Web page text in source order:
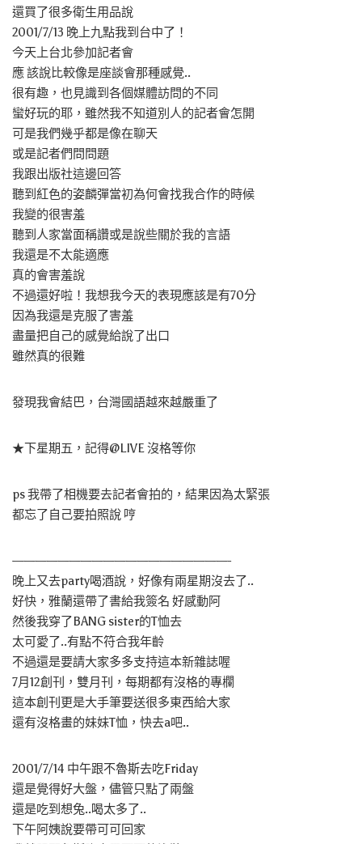
還買了很多衛生用品說
2001/7/13 晚上九點我到台中了！
今天上台北參加記者會
應 該說比較像是座談會那種感覺..
很有趣，也見識到各個媒體訪問的不同
蠻好玩的耶，雖然我不知道別人的記者會怎開
可是我們幾乎都是像在聊天
或是記者們問問題
我跟出版社這邊回答
聽到紅色的姿麟彈當初為何會找我合作的時候
我變的很害羞
聽到人家當面稱讚或是說些關於我的言語
我還是不太能適應
真的會害羞說
不過還好啦！我想我今天的表現應該是有70分
因為我還是克服了害羞
盡量把自己的感覺給說了出口
雖然真的很難
發現我會結巴，台灣國語越來越嚴重了
★下星期五，記得@LIVE 沒格等你
ps 我帶了相機要去記者會拍的，結果因為太緊張
都忘了自己要拍照說 哼
———————————————————-
晚上又去party喝酒說，好像有兩星期沒去了..
好快，雅蘭還帶了書給我簽名 好感動阿
然後我穿了BANG sister的T恤去
太可愛了..有點不符合我年齡
不過還是要請大家多多支持這本新雜誌喔
7月12創刊，雙月刊，每期都有沒格的專欄
這本創刊更是大手筆要送很多東西給大家
還有沒格畫的妹妹T恤，快去a吧..
2001/7/14 中午跟不魯斯去吃Friday
還是覺得好大盤，儘管只點了兩盤
還是吃到想兔..喝太多了..
下午阿姨說要帶可可回家